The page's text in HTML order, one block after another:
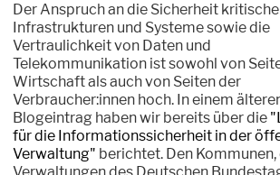
Der Anspruch an die Sicherheit
Infrastrukturen und Systeme sowie die
Vertraulichkeit von Daten und
Telekommunikation ist sowohl von
Wirtschaft als auch von Seiten der
Verbraucher:innen hoch. In einem
Blogeintrag haben wir bereits über die
für die Informationssicherheit in der
Verwaltung" berichtet. Den Kommunen,